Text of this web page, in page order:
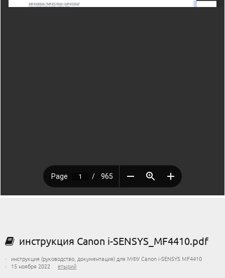
инструкция Canon i-SENSYS_MF4410.pdf
· инструкция (руководство, документация) для МФУ Canon i-SENSYS MF4410
· 15 ноября 2022 етырий